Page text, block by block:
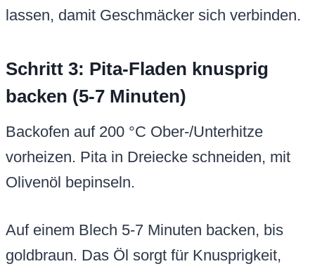
lassen, damit Geschmäcker sich verbinden.
Schritt 3: Pita-Fladen knusprig
backen (5-7 Minuten)
Backofen auf 200 °C Ober-/Unterhitze
vorheizen. Pita in Dreiecke schneiden, mit
Olivenöl bepinseln.
Auf einem Blech 5-7 Minuten backen, bis
goldbraun. Das Öl sorgt für Knusprigkeit,